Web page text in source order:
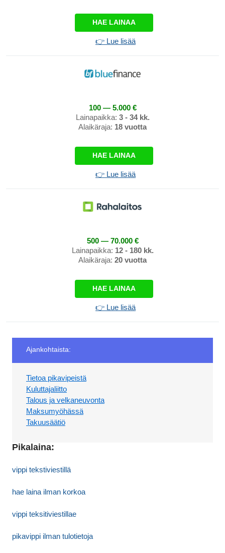
HAE LAINAA
👉 Lue lisää
100 — 5.000 €
Lainapaikka: 3 - 34 kk.
Alaikäraja: 18 vuotta
HAE LAINAA
👉 Lue lisää
500 — 70.000 €
Lainapaikka: 12 - 180 kk.
Alaikäraja: 20 vuotta
HAE LAINAA
👉 Lue lisää
Ajankohtaista:
Tietoa pikavipeistä
Kuluttajaliitto
Talous ja velkaneuvonta
Maksumyöhässä
Takuusäätiö
Pikalaina:
vippi tekstiviestillä
hae laina ilman korkoa
vippi teksitiviestillae
pikavippi ilman tulotietoja